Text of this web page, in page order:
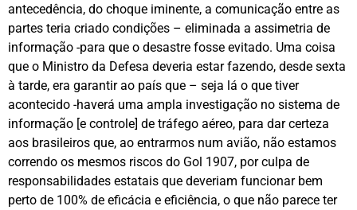
antecedência, do choque iminente, a comunicação entre as
partes teria criado condições – eliminada a assimetria de
informação -para que o desastre fosse evitado. Uma coisa
que o Ministro da Defesa deveria estar fazendo, desde sexta
à tarde, era garantir ao país que – seja lá o que tiver
acontecido -haverá uma ampla investigação no sistema de
informação [e controle] de tráfego aéreo, para dar certeza
aos brasileiros que, ao entrarmos num avião, não estamos
correndo os mesmos riscos do Gol 1907, por culpa de
responsabilidades estatais que deveriam funcionar bem
perto de 100% de eficácia e eficiência, o que não parece ter